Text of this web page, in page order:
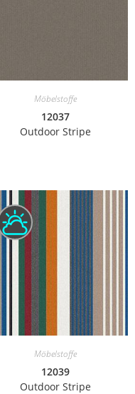
Möbelstoffe
12037
Outdoor Stripe
Möbelstoffe
12039
Outdoor Stripe